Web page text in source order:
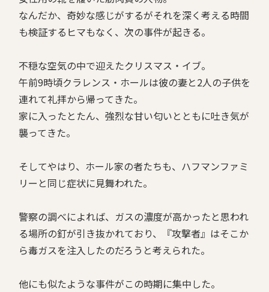
なんだか、奇妙な感じがするがそれを深く考える時間
も検証するヒマもなく、次の事件が起きる。
不穏な空気の中で迎えたクリスマス・イブ。
午前9時頃クラレンス・ホールは彼の妻と2人の子供を
連れて礼拝から帰ってきた。
家に入ったとたん、強烈な甘い匂いとともに吐き気が
襲ってきた。
そしてやはり、ホール家の者たちも、ハフマンファミ
リーと同じ症状に見舞われた。
警察の調べによれば、ガスの濃度が高かったと思われ
る場所の釘が引き抜かれており、『攻撃者』はそこか
ら毒ガスを注入したのだろうと考えられた。
他にも似たような事件がこの時期に集中した。